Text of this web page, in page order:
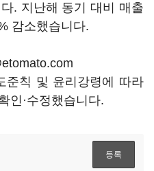
. 지난해 동기 대비 매출
감소했습니다.
준칙 및 윤리강령에 따라
인·수정했습니다.